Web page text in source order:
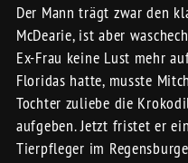
Der Mann trägt zwar den
McDearie, ist aber
Ex-Frau keine Lust mehr
Floridas hatte, musste
Tochter zuliebe die
aufgeben. Jetzt fristet er
Tierpfleger im